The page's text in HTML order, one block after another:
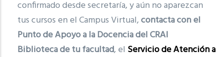
confirmado desde secretaría, y aún no aparezcan
tus cursos en el Campus Virtual,contacta con el
Punto de Apoyo a la Docencia del CRAI
Biblioteca de tu facultad, el Servicio de Atención a